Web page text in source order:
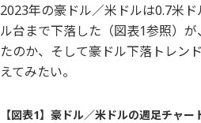
2023年の豪ドル／米ドルは0.7米
ル台まで下落した（図表1参照）
たのか、そして豪ドル下落トレン
えてみたい。
【図表1】豪ドル／米ドルの週足チャー